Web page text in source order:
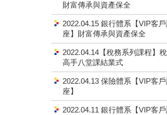
財富傳承與資產保全
2022.04.15 銀行體系【VIP客
座】財富傳承與資產保全
2022.04.14【稅務系列課程】
高手八堂課結業式
2022.04.13 保險體系【VIP客
座】
2022.04.11 銀行體系【VIP客